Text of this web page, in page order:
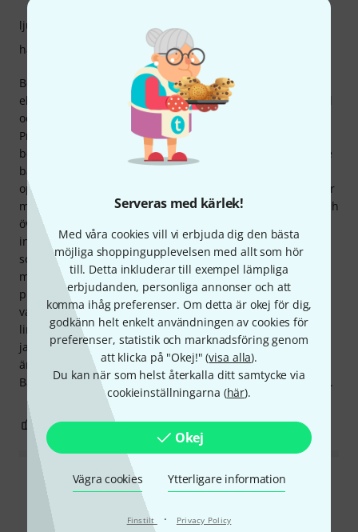
Serveras med kärlek!
Med våra cookies vill vi erbjuda dig den bästa
möjliga shoppingupplevelsen med allt som hör
till. Detta inkluderar till exempel lämpliga
erbjudanden, personliga annonser och att
komma ihåg preferenser. Om detta är okej för dig,
godkänn helt enkelt användningen av cookies för
preferenser, statistik och marknadsföring genom
att klicka på "Okej!" (visa alla).
Du kan när som helst återkalla ditt samtycke via
cookieinställningarna (här).
Okej
Vägra cookies Ytterligare information
Finstilt · Privacy Policy
Beskrivningen är tyvärr felaktig; den handlar inte om F-stil
eller A-stil, utan om de F-formade ljudhålen. Det finns F-stil
och A-stil (som min Ibanez) mandoliner med runda ljudhål.
Problemet är kabellängden: de 27 cm som anges i
beskrivningen avser den längre kabeln, medan den kortare
bara är cirka 14 cm. Detta gör det omöjligt att nå den
optimala platsen (bakom de två vinklade inre stängerna) för
mikrofonen från utsidan. Eftersom jag väntade för länge och
överskred 30-dagars returgarantin (mitt eget fel...),
installerade jag mikrofonen ändå. Den är inte lika snygg
som med en F-formad mandolin, på grund av längden
måste kabelhållaren placeras direkt i mitten bredvid
plektrumskyddet, inte på baksidan av mandolinen som det
var tänkt (där den skulle synas mindre). Jag var tvungen att
limma fast de två givaren på en mindre idealisk plats, men
jag är fortfarande mycket positivt överraskad av ljudet; det
är väldigt fint och inte grumligt som min tidigare Schertler
Basik. Tyvärr kunde jag inte testa återkopplingsmotståndet.
ljud
hantverkskvalitet
0 ANMÄL RECENSION
Läs alla recensioner